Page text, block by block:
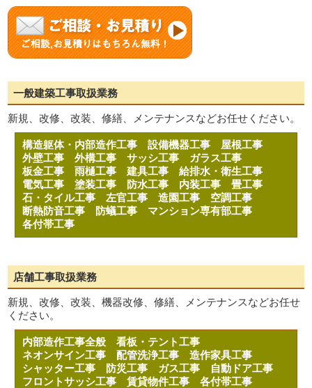
一般建築工事取扱業務
新規、改修、改装、修繕、メンテナンスなどお任せください。
構造躯体・内部造作工事設備機器工事 屋根工事
外壁工事外構工事サッシ工事 ガラス工事
板金工事雨樋工事建具工事給排水・衛生工事
電気工事塗装工事 防水工事 内装工事畳工事
石・タイル工事左官工事造園工事 空調工事
断熱防音工事
防蟻工事 マンション専有部工事
各付帯工事
店舗工事取扱業務
新規、改修、改装、機器改修、修繕、メンテナンスなどお任せ
ください。
内部造作工事全般看板・テント工事
ネオンサイン工事配管洗浄工事造作家具工事
シャッター工事
防災工事 ガス工事
自動ドア工事
フロントサッシ工事賃貸物件工事各付帯工事